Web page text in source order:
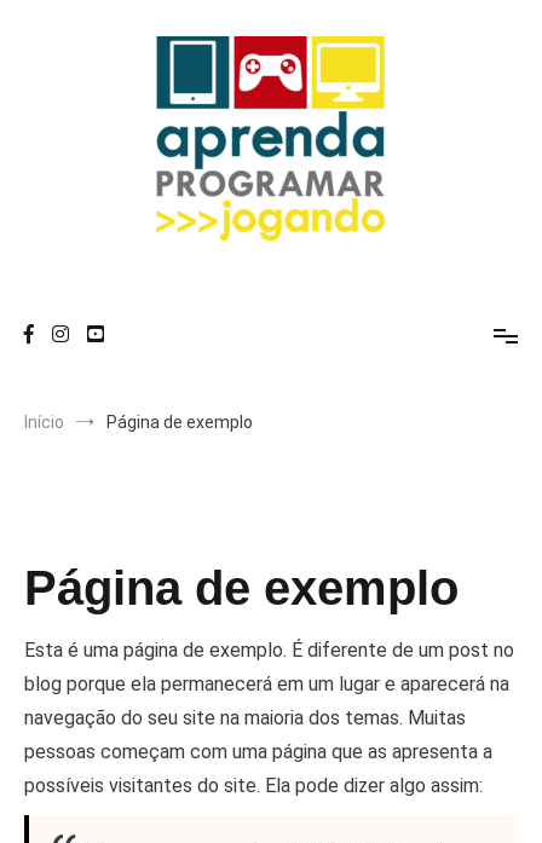
Início Página de exemplo
Página de exemplo
Esta é uma página de exemplo. É diferente de um post no
blog porque ela permanecerá em um lugar e aparecerá na
navegação do seu site na maioria dos temas. Muitas
pessoas começam com uma página que as apresenta a
possíveis visitantes do site. Ela pode dizer algo assim: